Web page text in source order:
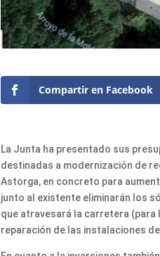
Compartir en Facebook
La Junta ha presentado sus
destinadas a modernización de
Astorga, en concreto para
junto al existente eliminarán los
que atravesará la carretera (para
reparación de las instalaciones